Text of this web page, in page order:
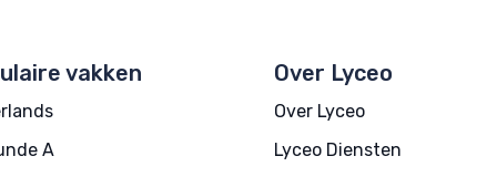
vakken
A
Over Lyceo
Over Lyceo
Lyceo Diensten